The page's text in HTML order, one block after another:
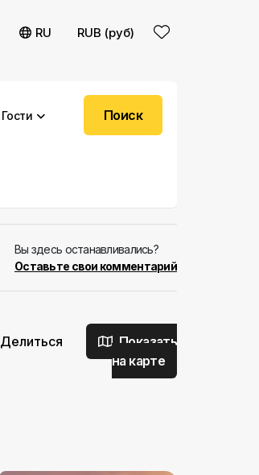
RU RUB (руб)
Гости Поиск
Вы здесь останавливались?
Оставьте свои комментарий
Делиться
Показать
на карте